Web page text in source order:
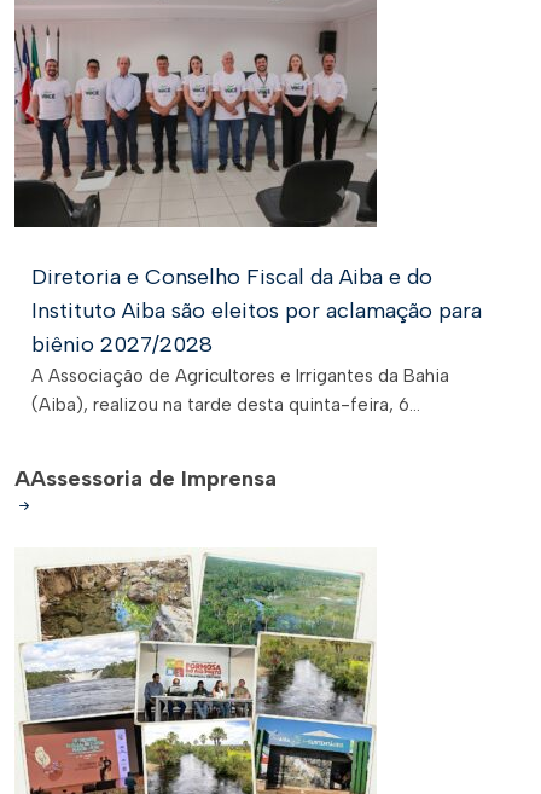
Diretoria e Conselho Fiscal da Aiba e do
Instituto Aiba são eleitos por aclamação para
biênio 2027/2028
A Associação de Agricultores e Irrigantes da Bahia
(Aiba), realizou na tarde desta quinta-feira, 6...
AAssessoria de Imprensa